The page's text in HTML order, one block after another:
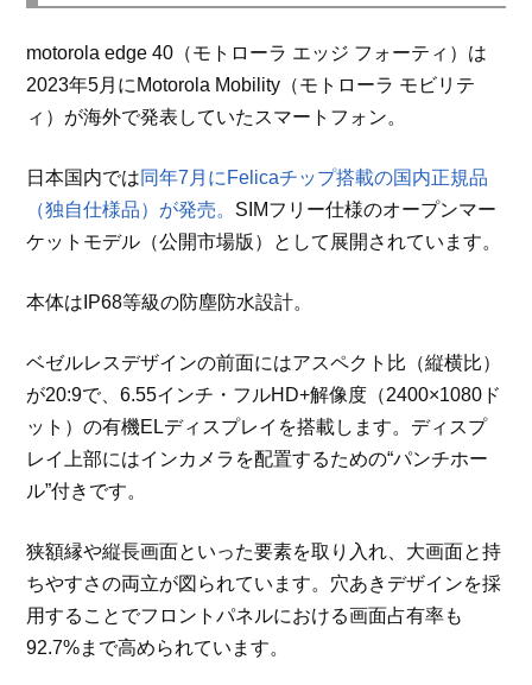
motorola edge 40（モトローラ エッジ フォーティ）は
2023年5月にMotorola Mobility（モトローラ モビリテ
ィ）が海外で発表していたスマートフォン。
日本国内では同年7月にFelicaチップ搭載の国内正規品
（独自仕様品）が発売。 SIMフリー仕様のオープンマー
ケットモデル（公開市場版）として展開されています。
本体はIP68等級の防塵防水設計。
ベゼルレスデザインの前面にはアスペクト比（縦横比）
が20:9で、6.55インチ・フルHD+解像度（2400×1080ド
ット）の有機ELディスプレイを搭載します。ディスプ
レイ上部にはインカメラを配置するための“パンチホー
ル”付きです。
狭額縁や縦長画面といった要素を取り入れ、大画面と持
ちやすさの両立が図られています。穴あきデザインを採
用することでフロントパネルにおける画面占有率も
92.7%まで高められています。